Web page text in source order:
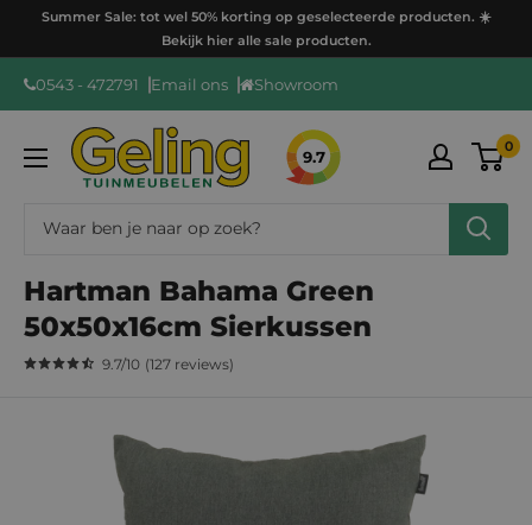
Summer Sale: tot wel 50% korting op geselecteerde producten. ☀️
Bekijk hier alle sale producten.
0543 - 472791 Email ons Showroom
GelingTuinmeubelen
9.7
0
Hartman Bahama Green
50x50x16cm Sierkussen
9.7/10 (127 reviews)